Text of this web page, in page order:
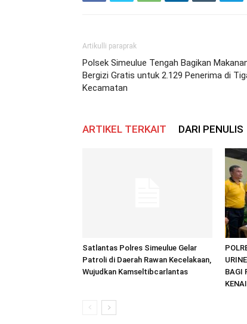
Artikulli paraprak
Polsek Simeulue Tengah Bagikan
Bergizi Gratis untuk 2.129 Penerima di
Kecamatan
ARTIKEL TERKAIT DARI PENULIS
Satlantas Polres Simeulue Gelar
Patroli di Daerah Rawan Kecelakaan,
Wujudkan Kamseltibcarlantas
BAGI